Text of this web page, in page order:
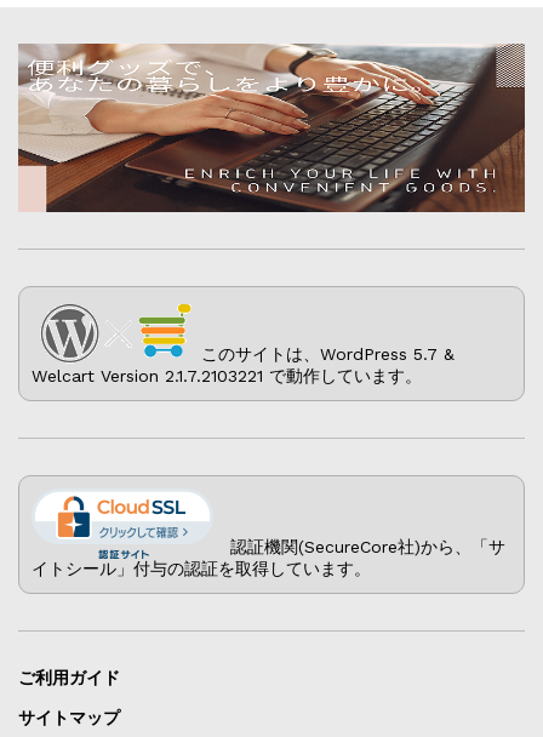
このサイトは、WordPress 5.7 &
Welcart Version 2.1.7.2103221 で動作しています。
認証機関(SecureCore社)から、「サ
イトシール」付与の認証を取得しています。
ご利用ガイド
サイトマップ